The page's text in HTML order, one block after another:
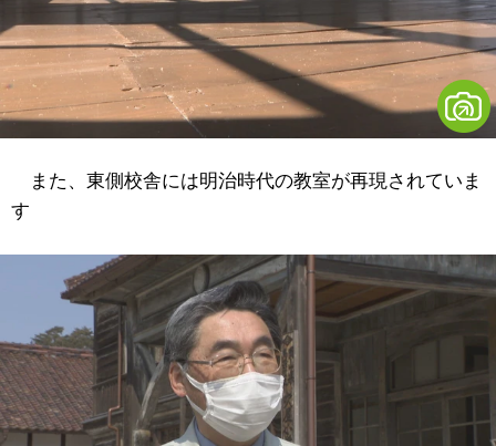
また、東側校舎には明治時代の教室が再現されていま
す